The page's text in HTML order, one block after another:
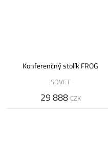
Konferenčný stolík FROG
SOVET
29 888 CZK